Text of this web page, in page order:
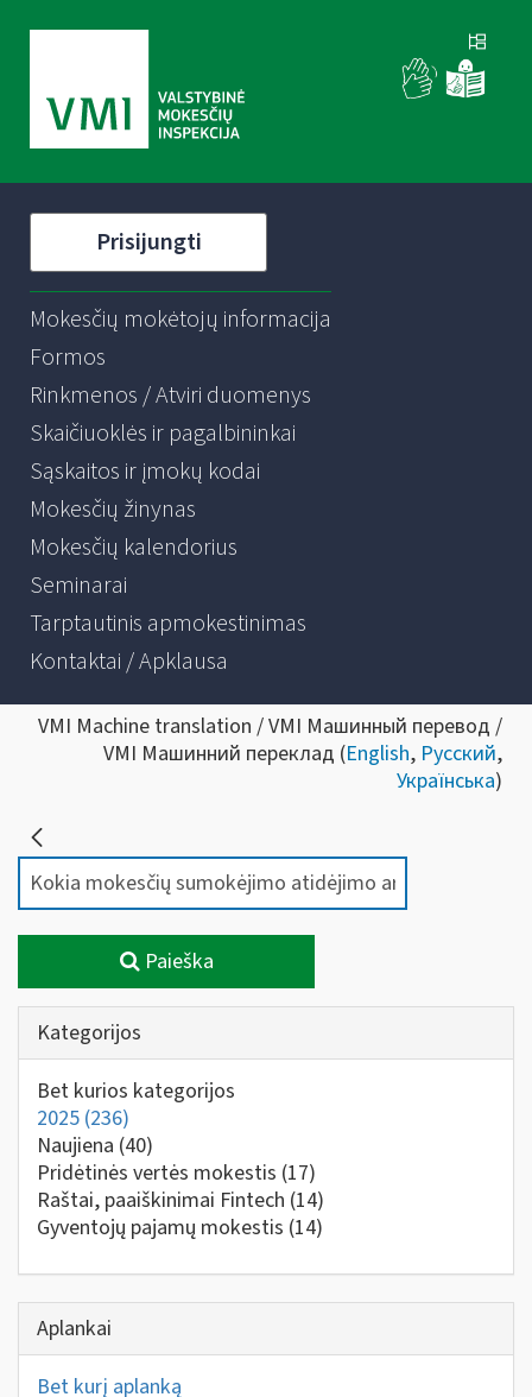
Prisijungti
Mokesčių mokėtojų informacija
Formos
Rinkmenos / Atviri duomenys
Skaičiuoklės ir pagalbininkai
Sąskaitos ir įmokų kodai
Mokesčių žinynas
Mokesčių kalendorius
Seminarai
Tarptautinis apmokestinimas
Kontaktai / Apklausa
VMI Machine translation / VMI Машинный перевод /
VMI Машинний переклад (English, Русский,
Українська)
Paieška
Kategorijos
Bet kurios kategorijos
2025 (236)
Naujiena (40)
Pridėtinės vertės mokestis (17)
Raštai, paaiškinimai Fintech (14)
Gyventojų pajamų mokestis (14)
Aplankai
Bet kurį aplanką